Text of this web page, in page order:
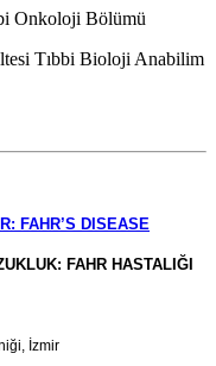
Onkoloji Bölümü
Tıbbi Bioloji Anabilim
FAHR’S DISEASE
FAHR HASTALIĞI
İzmir